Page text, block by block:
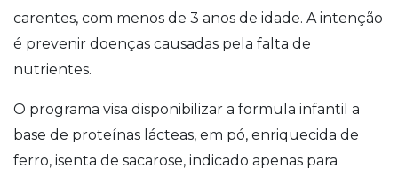
carentes, com menos de 3 anos de idade. A intenção
é prevenir doenças causadas pela falta de
nutrientes.
O programa visa disponibilizar a formula infantil a
base de proteínas lácteas, em pó, enriquecida de
ferro, isenta de sacarose, indicado apenas para